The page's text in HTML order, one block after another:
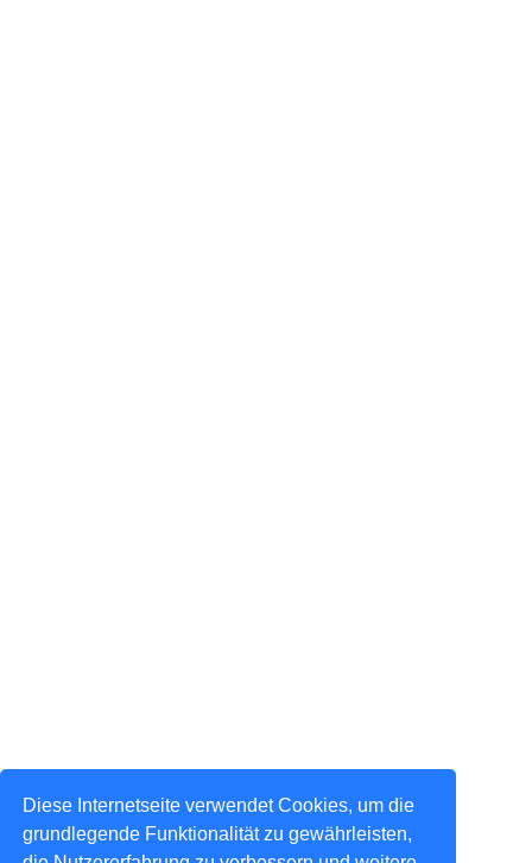
Diese Internetseite verwendet Cookies, um die
grundlegende Funktionalität zu gewährleisten,